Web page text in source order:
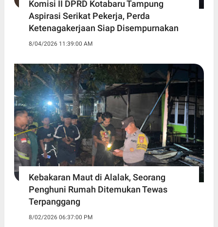
Komisi II DPRD Kotabaru Tampung
Aspirasi Serikat Pekerja, Perda
Ketenagakerjaan Siap Disempurnakan
8/04/2026 11:39:00 AM
Kebakaran Maut di Alalak, Seorang
Penghuni Rumah Ditemukan Tewas
Terpanggang
8/02/2026 06:37:00 PM